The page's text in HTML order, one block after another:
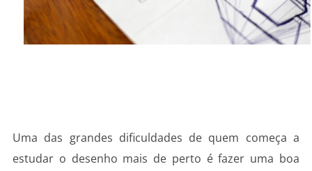
Uma das grandes dificuldades de quem começa a
estudar o desenho mais de perto é fazer uma boa